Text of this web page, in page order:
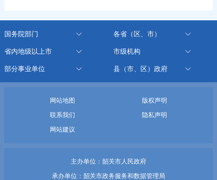
国务院部门 各省（区、市）
省内地级以上市 市级机构
部分事业单位 县（市、区）政府
网站地图
版权声明
联系我们
隐私声明
网站建议
主办单位：韶关市人民政府
承办单位：韶关市政务服务和数据管理局